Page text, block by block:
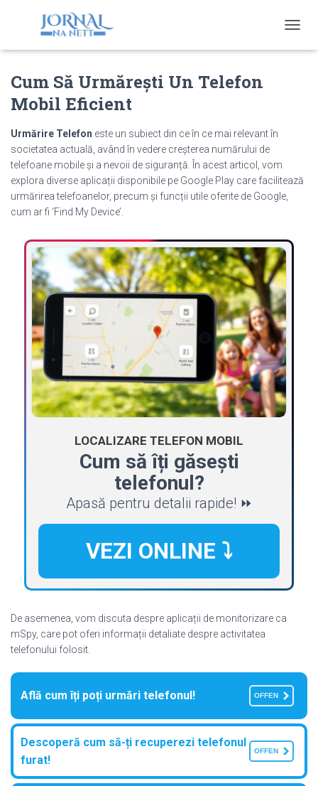
O
A
Cum Să Urmărești Un Telefon
Mobil Eficient
Urmărire Telefon este un subiect din ce în ce mai relevant în
societatea actuală, având în vedere creșterea numărului de
telefoane mobile și a nevoii de siguranță. În acest articol, vom
explora diverse aplicații disponibile pe Google Play care facilitează
urmărirea telefoanelor, precum și funcții utile oferite de Google,
cum ar fi ‘Find My Device’.
LOCALIZARE TELEFON MOBIL
Cum să îți găsești
telefonul?
Apasă pentru detalii rapide! ⏩
VEZI ONLINE ⤵️
De asemenea, vom discuta despre aplicații de monitorizare ca
mSpy, care pot oferi informații detaliate despre activitatea
telefonului folosit.
Află cum îți poți urmări telefonul! OFFEN
Descoperă cum să-ți recuperezi telefonul
furat!
OFFEN